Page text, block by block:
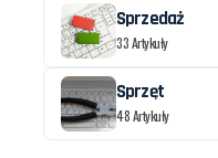
Sprzedaż
33 Artykuły
Sprzęt
48 Artykuły